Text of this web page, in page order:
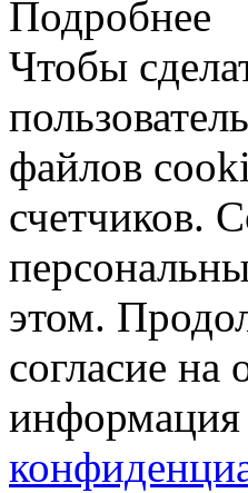
Подробнее
Чтобы
файлов
счетчиков.
этом.
согласие
информация